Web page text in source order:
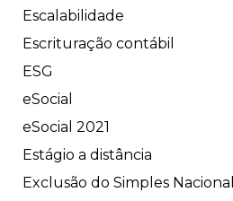
Escalabilidade
Escrituração contábil
ESG
eSocial
eSocial 2021
Estágio a distância
Exclusão do Simples Nacional